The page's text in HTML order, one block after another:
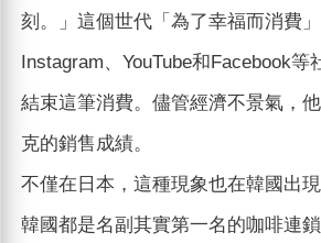
刻。」這個世代「為了幸福而消費
Instagram、YouTube和Facebook
結束這筆消費。儘管經濟不景氣，
克的銷售成績。
不僅在日本，這種現象也在韓國出
韓國都是名副其實第一名的咖啡連